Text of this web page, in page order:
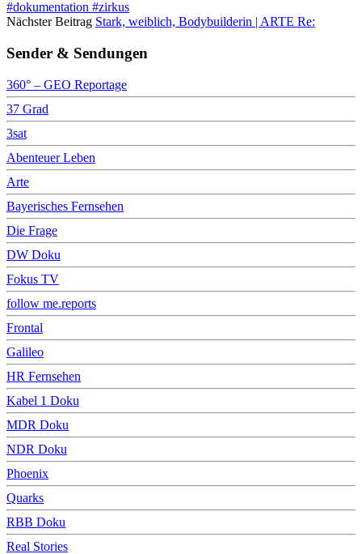
#dokumentation #zirkus
Nächster Beitrag Stark, weiblich, Bodybuilderin | ARTE Re:
Sender & Sendungen
360° – GEO Reportage
37 Grad
3sat
Abenteuer Leben
Arte
Bayerisches Fernsehen
Die Frage
DW Doku
Fokus TV
follow me.reports
Frontal
Galileo
HR Fernsehen
Kabel 1 Doku
MDR Doku
NDR Doku
Phoenix
Quarks
RBB Doku
Real Stories